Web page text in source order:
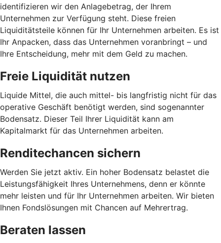
identifizieren wir den Anlagebetrag, der Ihrem
Unternehmen zur Verfügung steht. Diese freien
Liquiditätsteile können für Ihr Unternehmen arbeiten. Es ist
Ihr Anpacken, dass das Unternehmen voranbringt – und
Ihre Entscheidung, mehr mit dem Geld zu machen.
Freie Liquidität nutzen
Liquide Mittel, die auch mittel- bis langfristig nicht für das
operative Geschäft benötigt werden, sind sogenannter
Bodensatz. Dieser Teil Ihrer Liquidität kann am
Kapitalmarkt für das Unternehmen arbeiten.
Renditechancen sichern
Werden Sie jetzt aktiv. Ein hoher Bodensatz belastet die
Leistungsfähigkeit Ihres Unternehmens, denn er könnte
mehr leisten und für Ihr Unternehmen arbeiten. Wir bieten
Ihnen Fondslösungen mit Chancen auf Mehrertrag.
Beraten lassen